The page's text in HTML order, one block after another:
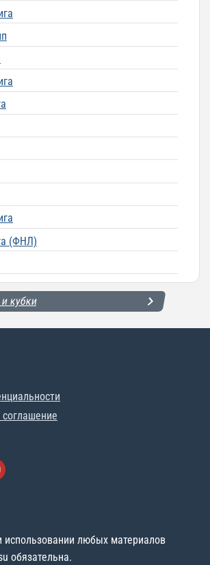
(ФНЛ)
кубки
соглашение
использовании любых материалов
обязательна.